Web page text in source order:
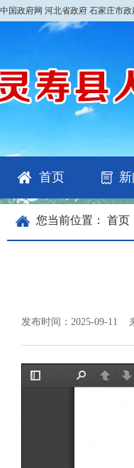
中国政府网 河北省政府 石家庄市政
首页
您当前位置： 首页
发布时间：2025-09-11